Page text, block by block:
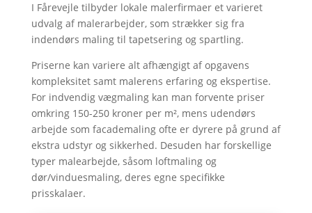
I Fårevejle tilbyder lokale malerfirmaer et varieret
udvalg af malerarbejder, som strækker sig fra
indendørs maling til tapetsering og spartling.
Priserne kan variere alt afhængigt af opgavens
kompleksitet samt malerens erfaring og ekspertise.
For indvendig vægmaling kan man forvente priser
omkring 150-250 kroner per m², mens udendørs
arbejde som facademaling ofte er dyrere på grund af
ekstra udstyr og sikkerhed. Desuden har forskellige
typer malearbejde, såsom loftmaling og
dør/vinduesmaling, deres egne specifikke
prisskalaer.